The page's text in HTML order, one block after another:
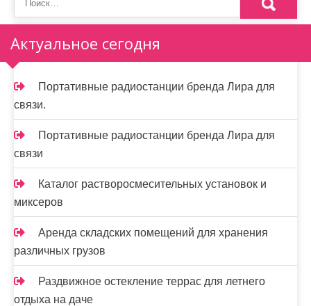
з
а
п
и
с
я
м
Актуальное сегодня
Портативные радиостанции бренда Лира для
связи.
Портативные радиостанции бренда Лира для
связи
Каталог растворосмесительных установок и
миксеров
Аренда складских помещений для хранения
различных грузов
Раздвижное остекление террас для летнего
отдыха на даче